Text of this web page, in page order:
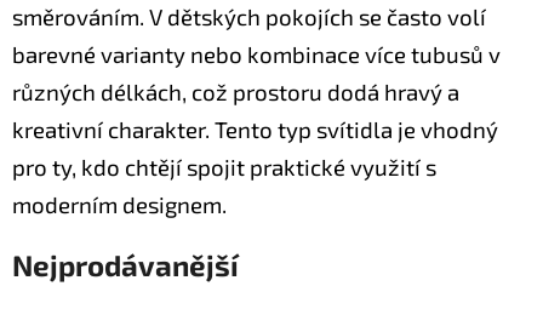
směrováním. V dětských pokojích se často volí
barevné varianty nebo kombinace více tubusů v
různých délkách, což prostoru dodá hravý a
kreativní charakter. Tento typ svítidla je vhodný
pro ty, kdo chtějí spojit praktické využití s
moderním designem.
Nejprodávanější